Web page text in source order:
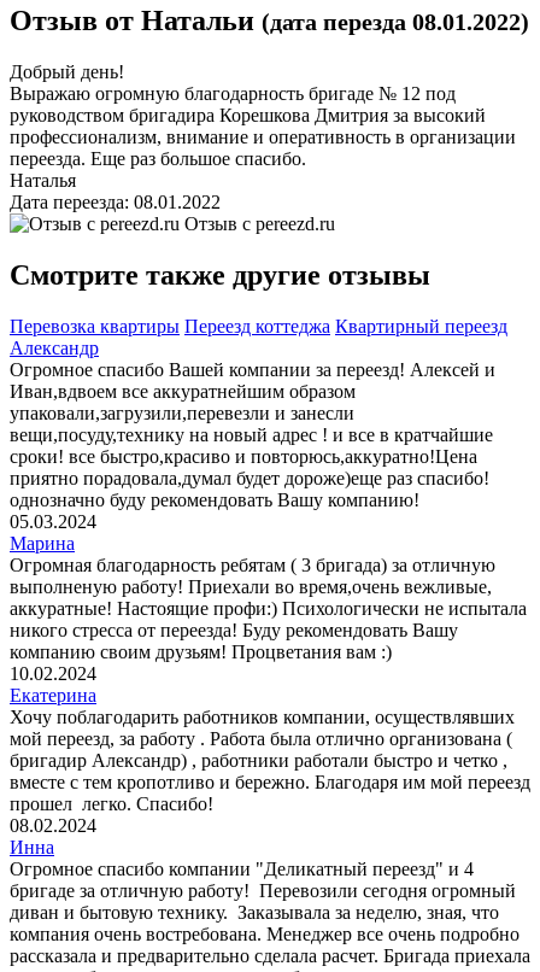
Отзыв от Натальи (дата перезда 08.01.2022)
Добрый день!
Выражаю огромную благодарность бригаде № 12 под
руководством бригадира Корешкова Дмитрия за высокий
профессионализм, внимание и оперативность в организации
переезда. Еще раз большое спасибо.
Наталья
Дата переезда: 08.01.2022
Отзыв с pereezd.ru
Смотрите также другие отзывы
Перевозка квартиры Переезд коттеджа Квартирный переезд
Александр
Огромное спасибо Вашей компании за переезд! Алексей и
Иван,вдвоем все аккуратнейшим образом
упаковали,загрузили,перевезли и занесли
вещи,посуду,технику на новый адрес ! и все в кратчайшие
сроки! все быстро,красиво и повторюсь,аккуратно!Цена
приятно порадовала,думал будет дороже)еще раз спасибо!
однозначно буду рекомендовать Вашу компанию!
05.03.2024
Марина
Огромная благодарность ребятам ( 3 бригада) за отличную
выполненую работу! Приехали во время,очень вежливые,
аккуратные! Настоящие профи:) Психологически не испытала
никого стресса от переезда! Буду рекомендовать Вашу
компанию своим друзьям! Процветания вам :)
10.02.2024
Екатерина
Хочу поблагодарить работников компании, осуществлявших
мой переезд, за работу . Работа была отлично организована (
бригадир Александр) , работники работали быстро и четко ,
вместе с тем кропотливо и бережно. Благодаря им мой переезд
прошел легко. Спасибо!
08.02.2024
Инна
Огромное спасибо компании "Деликатный переезд" и 4
бригаде за отличную работу! Перевозили сегодня огромный
диван и бытовую технику. Заказывала за неделю, зная, что
компания очень востребована. Менеджер все очень подробно
рассказала и предварительно сделала расчет. Бригада приехала